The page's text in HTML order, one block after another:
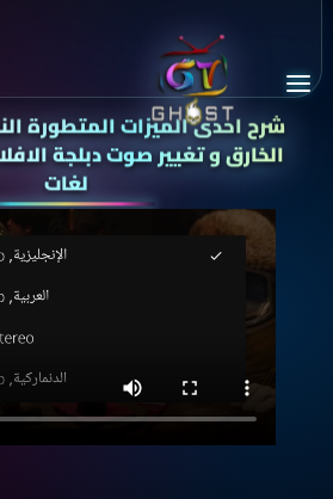
شرح احدى الميزات المتطورة
الخارقو تغيير صوت دبلجة
لغات